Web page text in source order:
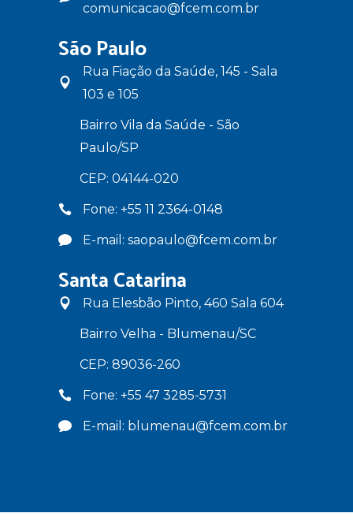
comunicacao@fcem.com.br
São Paulo
Rua Fiação da Saúde, 145 - Sala
103 e 105
Bairro Vila da Saúde - São
Paulo/SP
CEP: 04144-020
Fone: +55 11 2364-0148
E-mail: saopaulo@fcem.com.br
Santa Catarina
Rua Elesbão Pinto, 460 Sala 604
Bairro Velha - Blumenau/SC
CEP: 89036-260
Fone: +55 47 3285-5731
E-mail: blumenau@fcem.com.br